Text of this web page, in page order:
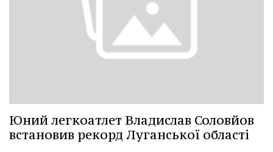
Юний легкоатлет Владислав Соловйов
встановив рекорд Луганської області